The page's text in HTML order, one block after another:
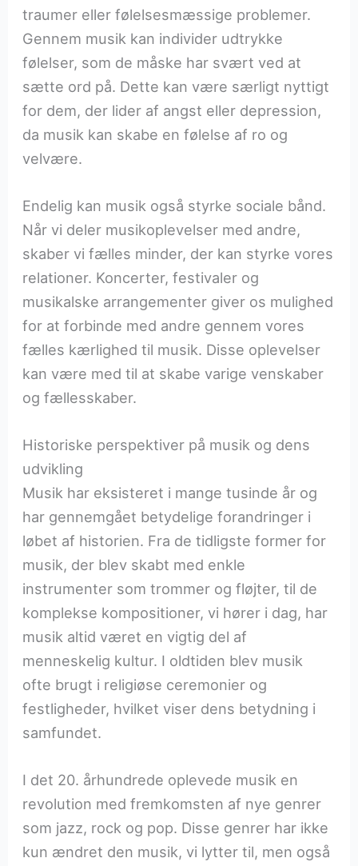
traumer eller følelsesmæssige problemer.
Gennem musik kan individer udtrykke
følelser, som de måske har svært ved at
sætte ord på. Dette kan være særligt nyttigt
for dem, der lider af angst eller depression,
da musik kan skabe en følelse af ro og
velvære.
Endelig kan musik også styrke sociale bånd.
Når vi deler musikoplevelser med andre,
skaber vi fælles minder, der kan styrke vores
relationer. Koncerter, festivaler og
musikalske arrangementer giver os mulighed
for at forbinde med andre gennem vores
fælles kærlighed til musik. Disse oplevelser
kan være med til at skabe varige venskaber
og fællesskaber.
Historiske perspektiver på musik og dens
udvikling
Musik har eksisteret i mange tusinde år og
har gennemgået betydelige forandringer i
løbet af historien. Fra de tidligste former for
musik, der blev skabt med enkle
instrumenter som trommer og fløjter, til de
komplekse kompositioner, vi hører i dag, har
musik altid været en vigtig del af
menneskelig kultur. I oldtiden blev musik
ofte brugt i religiøse ceremonier og
festligheder, hvilket viser dens betydning i
samfundet.
I det 20. århundrede oplevede musik en
revolution med fremkomsten af nye genrer
som jazz, rock og pop. Disse genrer har ikke
kun ændret den musik, vi lytter til, men også